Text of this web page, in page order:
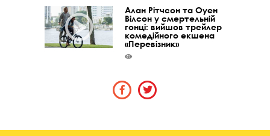
Алан Рітчсон та Оуен
Вілсон у смертельній
гонці: вийшов трейлер
комедійного екшена
«Перевізник»